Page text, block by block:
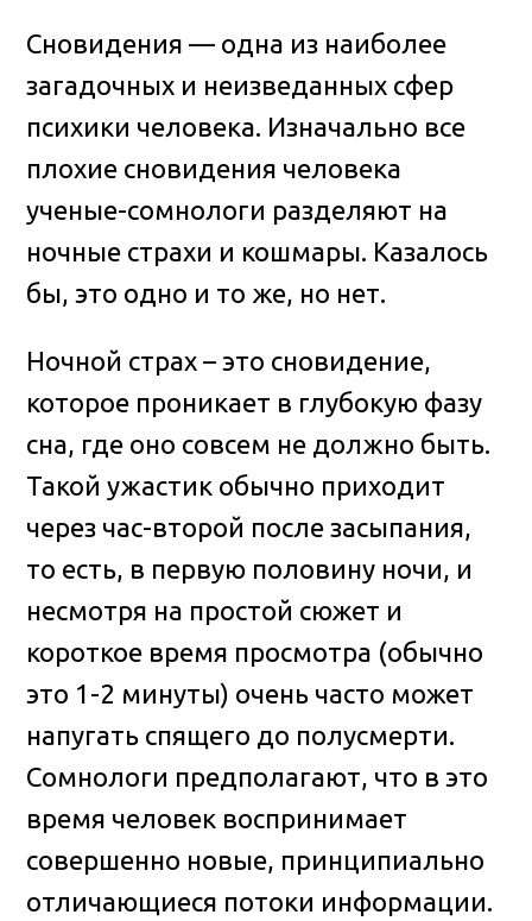
Сновидения — одна из наиболее
загадочных и неизведанных сфер
психики человека. Изначально все
плохие сновидения человека
ученые-сомнологи разделяют на
ночные страхи и кошмары. Казалось
бы, это одно и то же, но нет.
Ночной страх – это сновидение,
которое проникает в глубокую фазу
сна, где оно совсем не должно быть.
Такой ужастик обычно приходит
через час-второй после засыпания,
то есть, в первую половину ночи, и
несмотря на простой сюжет и
короткое время просмотра (обычно
это 1-2 минуты) очень часто может
напугать спящего до полусмерти.
Сомнологи предполагают, что в это
время человек воспринимает
совершенно новые, принципиально
отличающиеся потоки информации.